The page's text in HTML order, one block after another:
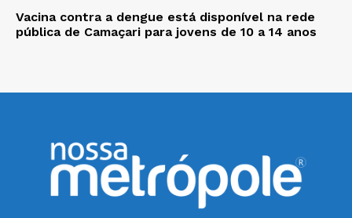
Vacina contra a dengue está disponível na rede
pública de Camaçari para jovens de 10 a 14 anos